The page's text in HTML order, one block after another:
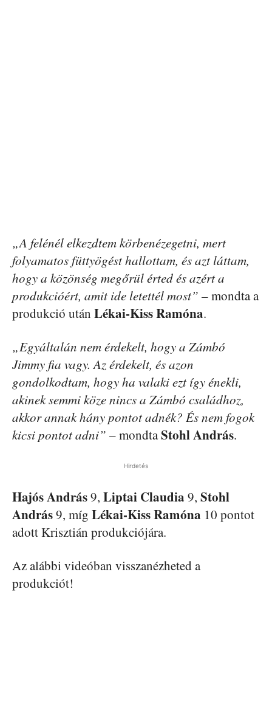
„A felénél elkezdtem körbenézegetni, mert
folyamatos füttyögést hallottam, és azt láttam,
hogy a közönség megőrül érted és azért a
produkcióért, amit ide letettél most” – mondta a
produkció után Lékai-Kiss Ramóna.
„Egyáltalán nem érdekelt, hogy a Zámbó
Jimmy fia vagy. Az érdekelt, és azon
gondolkodtam, hogy ha valaki ezt így énekli,
akinek semmi köze nincs a Zámbó családhoz,
akkor annak hány pontot adnék? És nem fogok
kicsi pontot adni” – mondtaStohl András.
Hirdetés
Hajós András9, Liptai Claudia 9, Stohl
András9, míg Lékai-Kiss Ramóna 10 pontot
adott Krisztián produkciójára.
Az alábbi videóban visszanézheted a
produkciót!